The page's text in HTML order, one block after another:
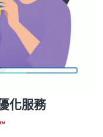
化服務